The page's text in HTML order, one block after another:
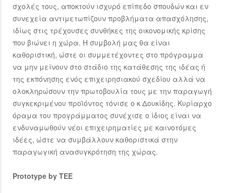
σχολές τους, αποκτούν ισχυρό επίπεδο σπουδών και εν
συνεχεία αντιμετωπίζουν προβλήματα απασχόλησης,
ιδίως στις τρέχουσες συνθήκες της οικονομικής κρίσης
που βιώνει η χώρα. Η συμβολή μας θα είναι
καθοριστική, ώστε οι συμμετέχοντες στο πρόγραμμα
να μην μείνουν στο στάδιο της κατάθεσης της ιδέας ή
της εκπόνησης ενός επιχειρησιακού σχεδίου αλλά να
ολοκληρώσουν την πρωτοβουλία τους με την παραγωγή
συγκεκριμένου προϊόντος τόνισε ο κ Δουκίδης. Κυρίαρχο
όραμα του προγράμματος συνέχισε ο ίδιος είναι να
ενδυναμωθούν νέοι επιχειρηματίες με καινοτόμες
ιδέες, ώστε να συμβάλλουν καθοριστικά στην
παραγωγική ανασυγκρότηση της χώρας.
Prototype by TEE